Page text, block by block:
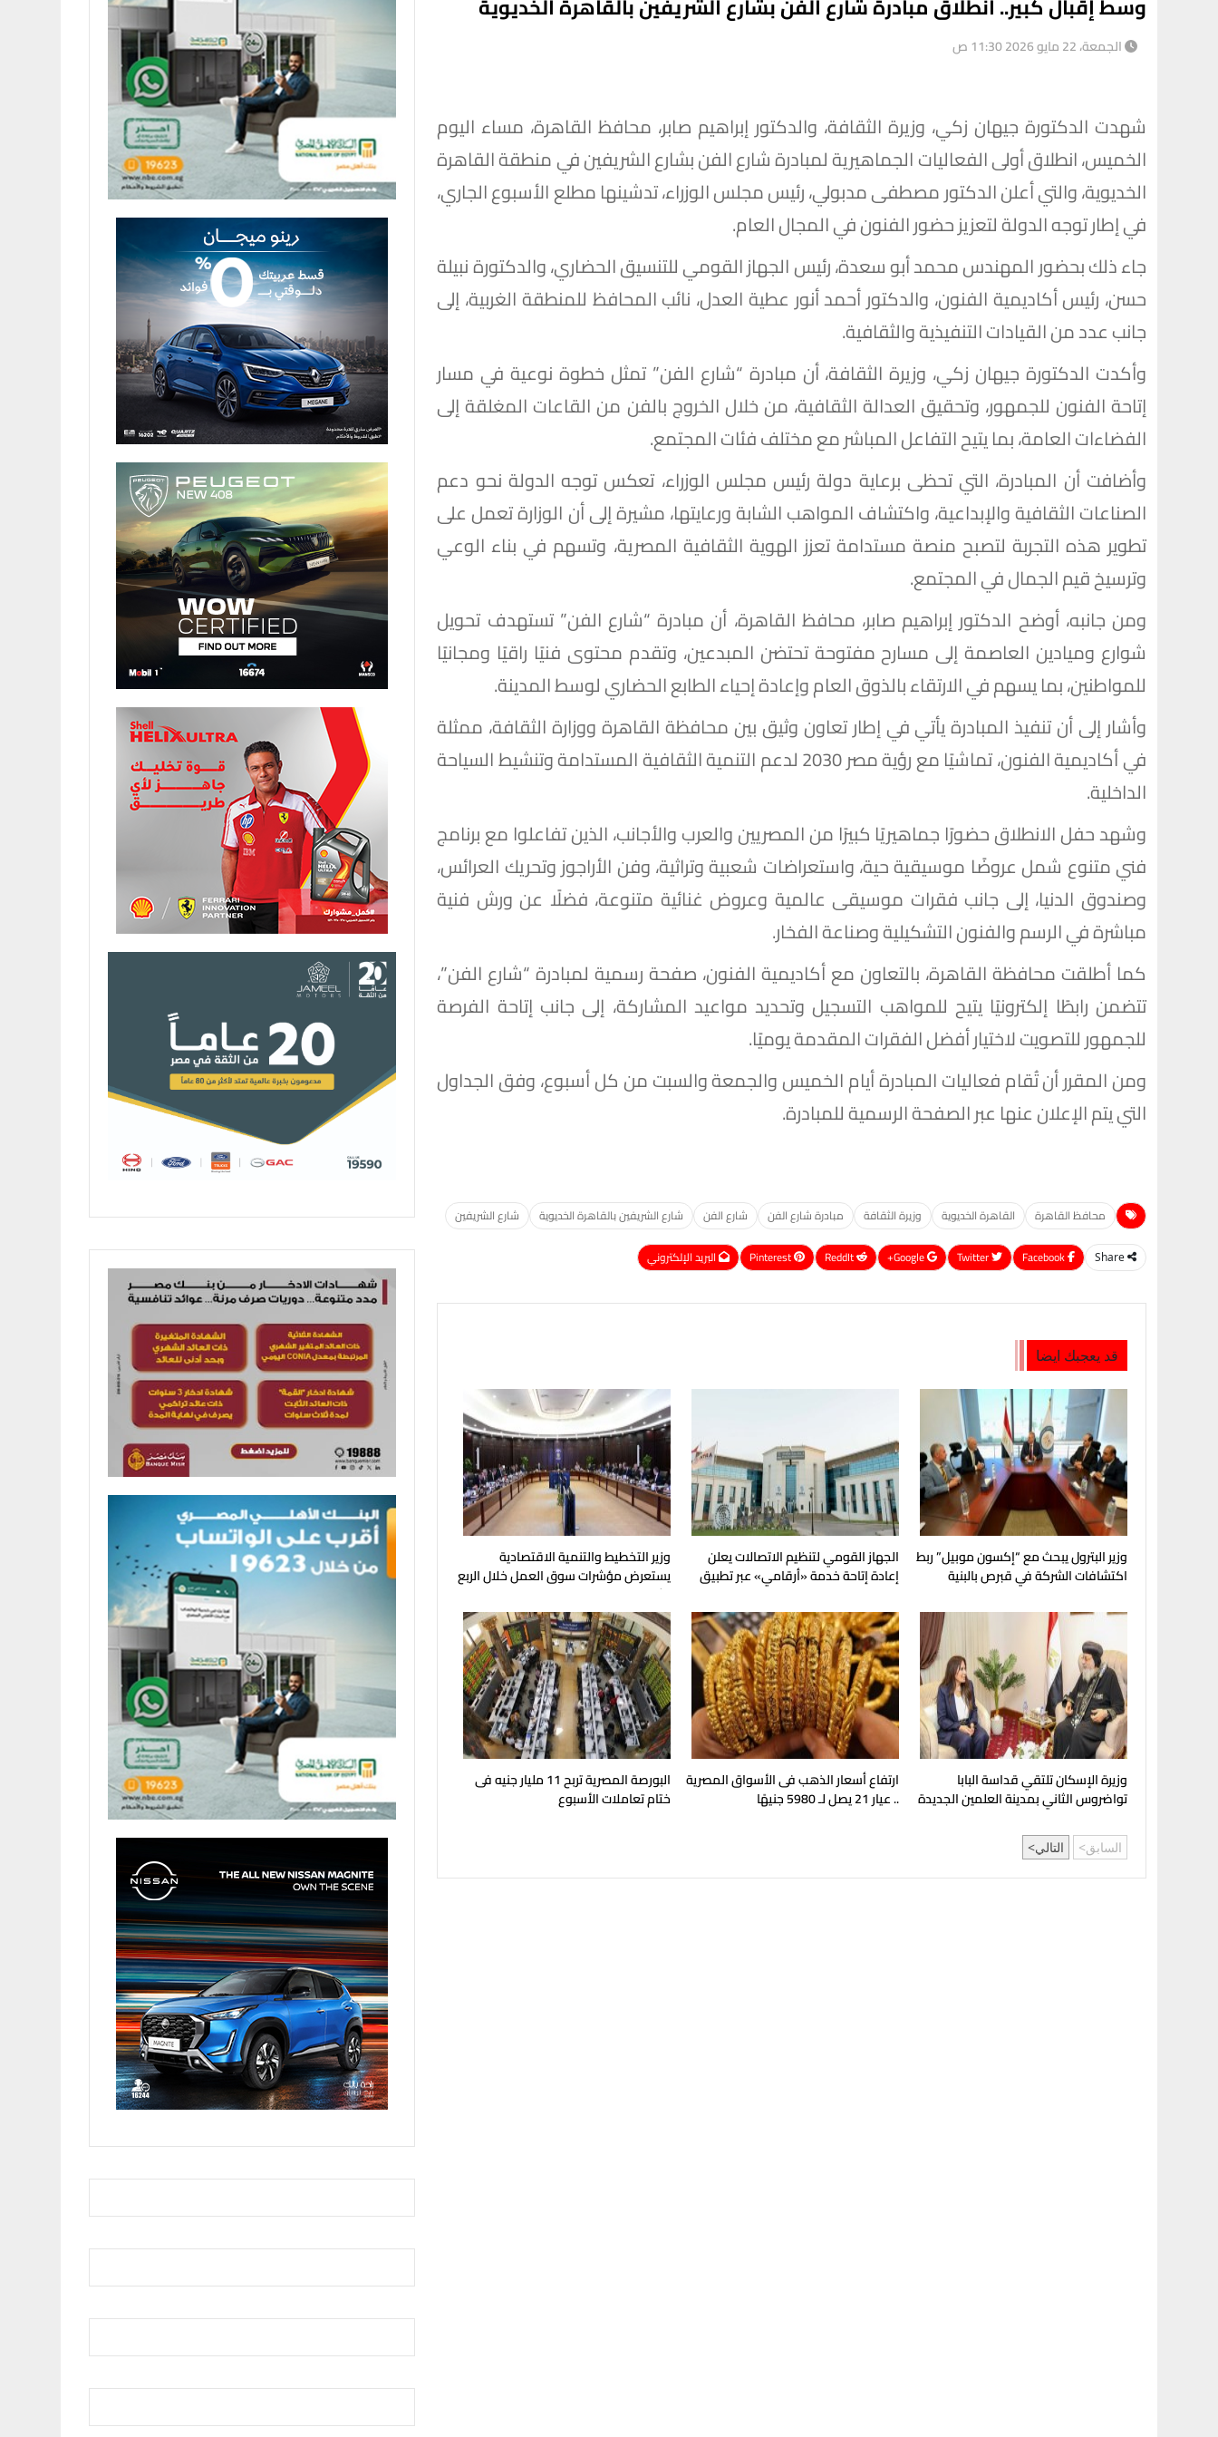
الجمعة، 22 مايو 2026 11:30 ص
شهدت الدكتورة جيهان زكي، وزيرة الثقافة، والدكتور إبراهيم صابر، محافظ القاهرة، مساء اليوم
الخميس، انطلاق أولى الفعاليات الجماهيرية لمبادرة شارع الفن بشارع الشريفين في منطقة القاهرة
الخديوية، والتي أعلن الدكتور مصطفى مدبولي، رئيس مجلس الوزراء، تدشينها مطلع الأسبوع الجاري،
في إطار توجه الدولة لتعزيز حضور الفنون في المجال العام.
جاء ذلك بحضور المهندس محمد أبو سعدة، رئيس الجهاز القومي للتنسيق الحضاري، والدكتورة نبيلة
حسن، رئيس أكاديمية الفنون، والدكتور أحمد أنور عطية العدل، نائب المحافظ للمنطقة الغربية، إلى
جانب عدد من القيادات التنفيذية والثقافية.
وأكدت الدكتورة جيهان زكي، وزيرة الثقافة، أن مبادرة “شارع الفن” تمثل خطوة نوعية في مسار
إتاحة الفنون للجمهور، وتحقيق العدالة الثقافية، من خلال الخروج بالفن من القاعات المغلقة إلى
الفضاءات العامة، بما يتيح التفاعل المباشر مع مختلف فئات المجتمع.
وأضافت أن المبادرة، التي تحظى برعاية دولة رئيس مجلس الوزراء، تعكس توجه الدولة نحو دعم
الصناعات الثقافية والإبداعية، واكتشاف المواهب الشابة ورعايتها، مشيرة إلى أن الوزارة تعمل على
تطوير هذه التجربة لتصبح منصة مستدامة تعزز الهوية الثقافية المصرية، وتسهم في بناء الوعي
وترسيخ قيم الجمال في المجتمع.
ومن جانبه، أوضح الدكتور إبراهيم صابر، محافظ القاهرة، أن مبادرة “شارع الفن” تستهدف تحويل
شوارع وميادين العاصمة إلى مسارح مفتوحة تحتضن المبدعين، وتقدم محتوى فنيًا راقيًا ومجانيًا
للمواطنين، بما يسهم في الارتقاء بالذوق العام وإعادة إحياء الطابع الحضاري لوسط المدينة.
وأشار إلى أن تنفيذ المبادرة يأتي في إطار تعاون وثيق بين محافظة القاهرة ووزارة الثقافة، ممثلة
في أكاديمية الفنون، تماشيًا مع رؤية مصر 2030 لدعم التنمية الثقافية المستدامة وتنشيط السياحة
الداخلية.
وشهد حفل الانطلاق حضورًا جماهيريًا كبيرًا من المصريين والعرب والأجانب، الذين تفاعلوا مع برنامج
فني متنوع شمل عروضًا موسيقية حية، واستعراضات شعبية وتراثية، وفن الأراجوز وتحريك العرائس،
وصندوق الدنيا، إلى جانب فقرات موسيقى عالمية وعروض غنائية متنوعة، فضلًا عن ورش فنية
مباشرة في الرسم والفنون التشكيلية وصناعة الفخار.
كما أطلقت محافظة القاهرة، بالتعاون مع أكاديمية الفنون، صفحة رسمية لمبادرة “شارع الفن”،
تتضمن رابطًا إلكترونيًا يتيح للمواهب التسجيل وتحديد مواعيد المشاركة، إلى جانب إتاحة الفرصة
للجمهور للتصويت لاختيار أفضل الفقرات المقدمة يوميًا.
ومن المقرر أن تُقام فعاليات المبادرة أيام الخميس والجمعة والسبت من كل أسبوع، وفق الجداول
التي يتم الإعلان عنها عبر الصفحة الرسمية للمبادرة.
محافظ القاهرة القاهرة الخديوية وزيرة الثقافة مبادرة شارع الفن شارع الفن شارع الشريفين بالقاهرة الخديوية شارع الشريفين
Share
Google+
ReddIt
Pinterest البريد الإلكتروني
قد يعجبك ايضا
وزير البترول يبحث مع “إكسون موبيل” ربط
اكتشافات الشركة في قبرص بالبنية
الجهاز القومي لتنظيم الاتصالات يعلن
إعادة إتاحة خدمة «أرقامي» عبر تطبيق
وزير التخطيط والتنمية الاقتصادية
يستعرض مؤشرات سوق العمل خلال الربع
الثاني من عام 2026
وزيرة الإسكان تلتقي قداسة البابا
تواضروس الثاني بمدينة العلمين الجديدة
ارتفاع أسعار الذهب فى الأسواق المصرية
.. عيار 21 يصل لـ 5980 جنيهًا
البورصة المصرية تربح 11 مليار جنيه فى
ختام تعاملات الأسبوع
السابق التالي